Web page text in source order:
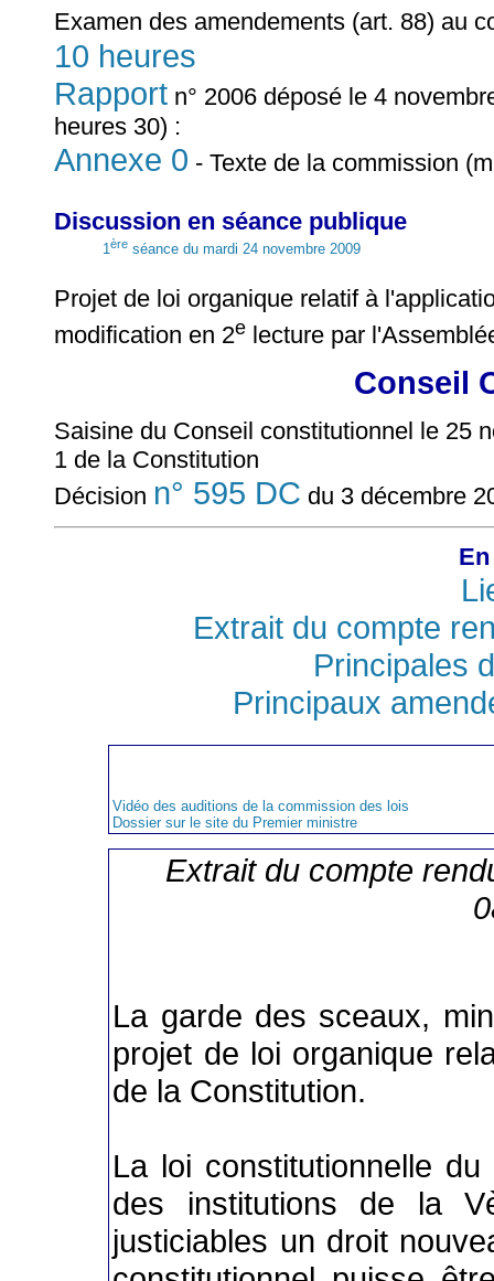
Examen des amendements (art. 88) au
10 heures
Rapport n° 2006 déposé le 4
heures 30) :
Annexe 0 - Texte de la commission
Discussion en séance publique
1ère séance du mardi 24 novembre 2009
Projet de loi organique relatif à
modification en 2e lecture par
Conseil
Saisine du Conseil constitutionnel le 25
1 de la Constitution
Décision n° 595 DC du 3 décembre
Extrait du compte
Principales
Principaux
Vidéo des auditions de la commission des lois
Dossier sur le site du Premier ministre
Extrait du compte
La garde des sceaux,
projet de loi organique
de la Constitution.
La loi constitutionnelle
des institutions de la
justiciables un droit